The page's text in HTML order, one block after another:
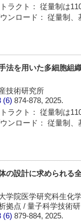
ラクト： 従量制は
ンロード： 従量制、
法を用いた多細胞組
技術研究所
(6)874-878, 2025.
ラクト： 従量制は
ンロード： 従量制、
の設計に求められる
学院医学研究科生化
拠点 / 量子科学技術
(6)879-884, 2025.